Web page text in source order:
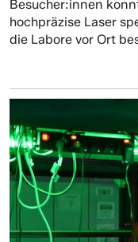
Besucher:innen
hochpräzise Laser
die Labore vor Ort